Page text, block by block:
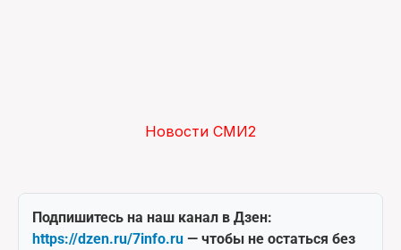
Новости СМИ2
Подпишитесь на наш канал в Дзен:
https://dzen.ru/7info.ru — чтобы не остаться без